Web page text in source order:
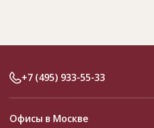
+7 (495) 933-55-33
Офисы в Москве